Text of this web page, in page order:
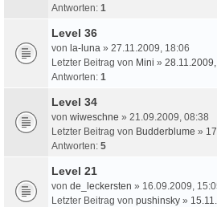
Antworten: 1
Level 36
von la-luna » 27.11.2009, 18:06
Letzter Beitrag von Mini »
Antworten: 1
Level 34
von wiweschne » 21.09.2009, 08:38
Letzter Beitrag von Budderblume »
Antworten: 5
Level 21
von de_leckersten » 16.09.2009,
Letzter Beitrag von pushinsky »